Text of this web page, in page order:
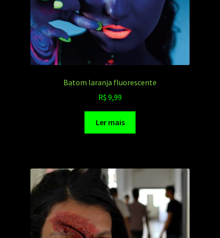
Batom laranja fluorescente
R$ 9,99
Ler mais